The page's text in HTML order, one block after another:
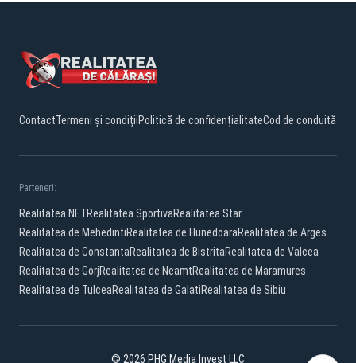
ContactTermeni și condițiiPolitică de confidențialitateCod de conduită
Parteneri:
Realitatea.NETRealitatea SportivaRealitatea Star
Realitatea de MehedintiRealitatea de HunedoaraRealitatea de Arges
Realitatea de ConstantaRealitatea de BistritaRealitatea de Valcea
Realitatea de GorjRealitatea de NeamtRealitatea de Maramures
Realitatea de TulceaRealitatea de GalatiRealitatea de Sibiu
© 2026 PHG Media Invest LLC